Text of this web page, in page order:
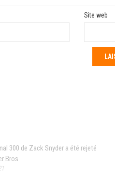
Site web
300 de Zack Snyder a été rejeté
Bros.